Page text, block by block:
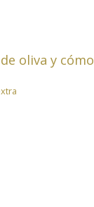
oliva y cómo